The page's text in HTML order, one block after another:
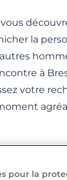
la
à
votre
la
pour la